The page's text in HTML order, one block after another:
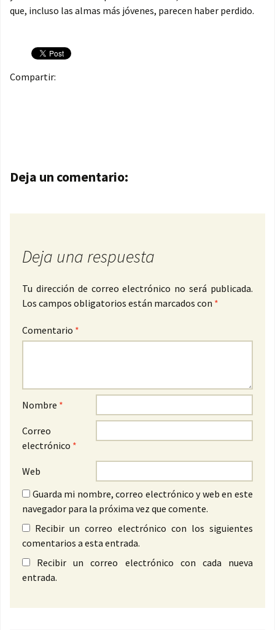
que, incluso las almas más jóvenes, parecen haber perdido.
Compartir:
Navegación de entradas
Deja un comentario:
Deja una respuesta
Tu dirección de correo electrónico no será publicada.
Los campos obligatorios están marcados con *
Comentario *
Nombre *
Correo
electrónico *
Web
Guarda mi nombre, correo electrónico y web en este
navegador para la próxima vez que comente.
Recibir un correo electrónico con los siguientes
comentarios a esta entrada.
Recibir un correo electrónico con cada nueva
entrada.